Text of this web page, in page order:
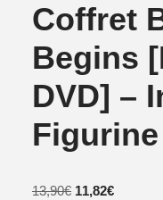
Coffret
Begins
DVD] –
Figurine
13,90€ 11,82€